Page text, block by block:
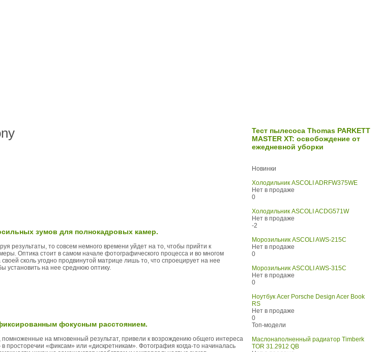
зумов для полнокадровых камер.
результаты, то совсем немного времени уйдет на то, чтобы прийти к
Оптика стоит в самом начале фотографического процесса и во многом
сколь угодно продвинутой матрице лишь то, что спроецирует на нее
установить на нее среднюю оптику.
фокусным расстоянием.
на мгновенный результат, привели к возрождению общего интереса
«фиксам» или «дискретникам». Фотография когда-то начиналась
Тест пылесоса Thomas PARKETT
MASTER XT: освобождение от
ежедневной уборки
Новинки
Холодильник ASCOLI ADRFW375WE
Нет в продаже
0
Холодильник ASCOLI ACDG571W
Нет в продаже
-2
Морозильник ASCOLI AWS-215C
Нет в продаже
0
Морозильник ASCOLI AWS-315C
Нет в продаже
0
Ноутбук Acer Porsche Design Acer Book
RS
Нет в продаже
0
Топ-модели
Маслонаполненный радиатор Timberk
TOR 31.2912 QB